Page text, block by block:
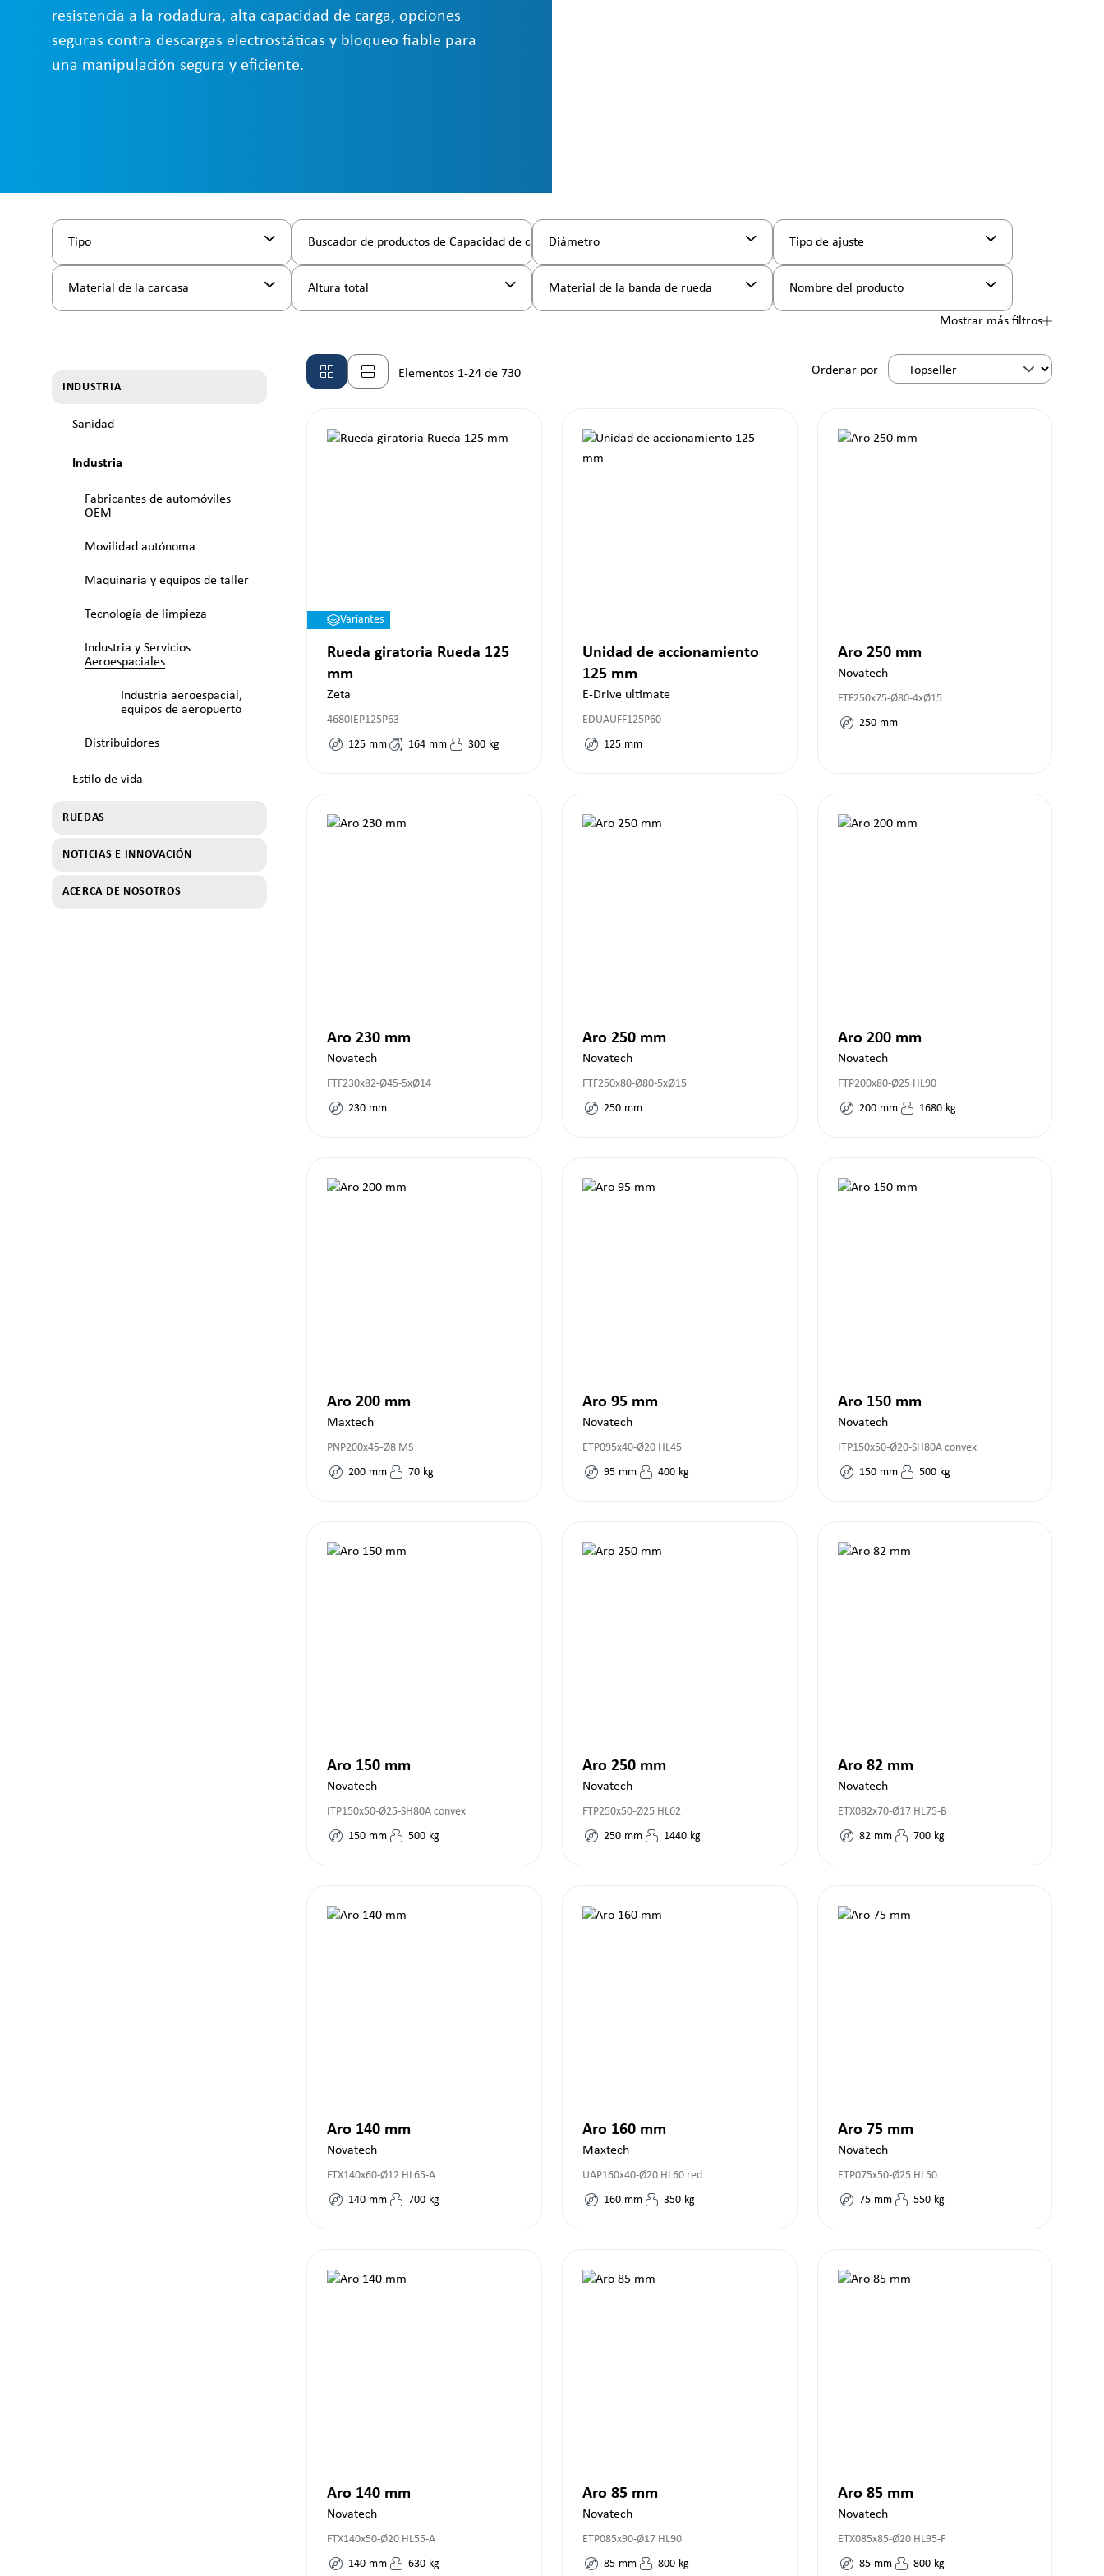
resistencia a la rodadura, alta capacidad de carga, opciones
seguras contra descargas electrostáticas y bloqueo fiable para
una manipulación segura y eficiente.
Tipo Buscador de productos de Capacidad de cargaDiámetro Tipo de ajuste
Material de la carcasa Altura total Material de la banda de rueda Nombre del producto
Mostrar más filtros
INDUSTRIA
Sanidad
Industria
Fabricantes de automóviles
OEM
Movilidad autónoma
Maquinaria y equipos de taller
Tecnología de limpieza
Industria y Servicios
Aeroespaciales
Industria aeroespacial,
equipos de aeropuerto
Distribuidores
Estilo de vida
RUEDAS
NOTICIAS E INNOVACIÓN
ACERCA DE NOSOTROS
Elementos 1-24 de 730 Ordenar por
Variantes
Rueda giratoria Rueda 125
mm
Zeta
4680IEP125P63
125 mm 164 mm 300 kg
Unidad de accionamiento
125 mm
E-Drive ultimate
EDUAUFF125P60
125 mm
Aro 250 mm
Novatech
FTF250x75-Ø80-4xØ15
250 mm
Aro 230 mm
Novatech
FTF230x82-Ø45-5xØ14
230 mm
Aro 250 mm
Novatech
FTF250x80-Ø80-5xØ15
250 mm
Aro 200 mm
Novatech
FTP200x80-Ø25 HL90
200 mm 1680 kg
Aro 200 mm
Maxtech
PNP200x45-Ø8 MS
200 mm 70 kg
Aro 95 mm
Novatech
ETP095x40-Ø20 HL45
95 mm 400 kg
Aro 150 mm
Novatech
ITP150x50-Ø20-SH80A convex
150 mm 500 kg
Aro 150 mm
Novatech
ITP150x50-Ø25-SH80A convex
150 mm 500 kg
Aro 250 mm
Novatech
FTP250x50-Ø25 HL62
250 mm 1440 kg
Aro 82 mm
Novatech
ETX082x70-Ø17 HL75-B
82 mm 700 kg
Aro 140 mm
Novatech
FTX140x60-Ø12 HL65-A
140 mm 700 kg
Aro 160 mm
Maxtech
UAP160x40-Ø20 HL60 red
160 mm 350 kg
Aro 75 mm
Novatech
ETP075x50-Ø25 HL50
75 mm 550 kg
Aro 140 mm
Novatech
FTX140x50-Ø20 HL55-A
140 mm 630 kg
Aro 85 mm
Novatech
ETP085x90-Ø17 HL90
85 mm 800 kg
Aro 85 mm
Novatech
ETX085x85-Ø20 HL95-F
85 mm 800 kg